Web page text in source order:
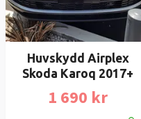
Huvskydd Airplex
Skoda Karoq 2017+
1 690 kr